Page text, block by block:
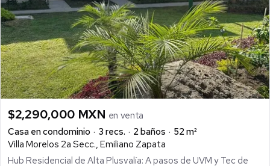
$2,290,000 MXN en venta
Casa en condominio
3 recs. 2 baños
52 m²
Villa Morelos 2a Secc., Emiliano Zapata
Hub Residencial de Alta Plusvalía: A pasos de UVM y Tec de